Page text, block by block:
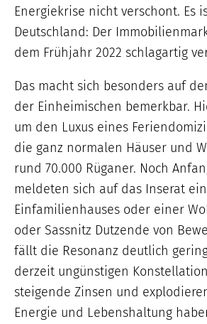
Energiekrise nicht verschont. Es
Deutschland: Der
dem Frühjahr 2022 schlagartig
Das macht sich besonders auf
der Einheimischen bemerkbar.
um den Luxus eines
die ganz normalen Häuser und
rund 70.000 Rüganer. Noch
meldeten sich auf das Inserat
Einfamilienhauses oder einer
oder Sassnitz Dutzende von
fällt die Resonanz deutlich
derzeit ungünstigen
steigende Zinsen und
Energie und Lebenshaltung